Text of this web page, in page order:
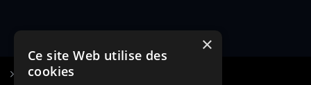
S’inscrire à Figurants.com
×
Ce site Web utilise des
cookies